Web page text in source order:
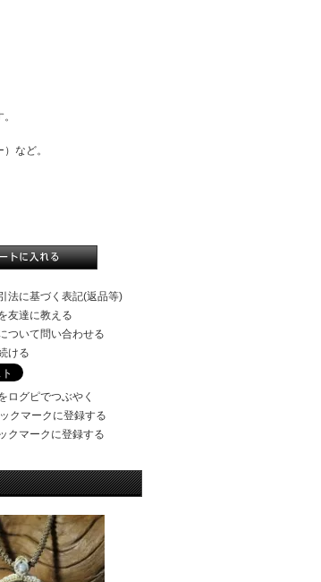
など。
法に基づく表記(返品等)
友達に教える
ついて問い合わせる
ける
ログピでつぶやく
クマークに登録する
クマークに登録する